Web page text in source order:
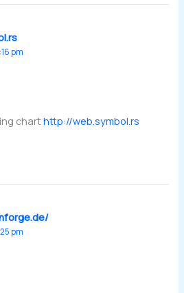
pm
charthttp://web.symbol.rs
pm